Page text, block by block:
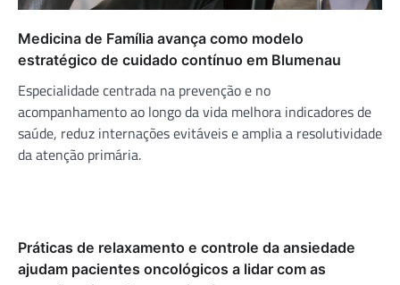
Medicina de Família avança como modelo
estratégico de cuidado contínuo em Blumenau
Especialidade centrada na prevenção e no
acompanhamento ao longo da vida melhora indicadores de
saúde, reduz internações evitáveis e amplia a resolutividade
da atenção primária.
Práticas de relaxamento e controle da ansiedade
ajudam pacientes oncológicos a lidar com as